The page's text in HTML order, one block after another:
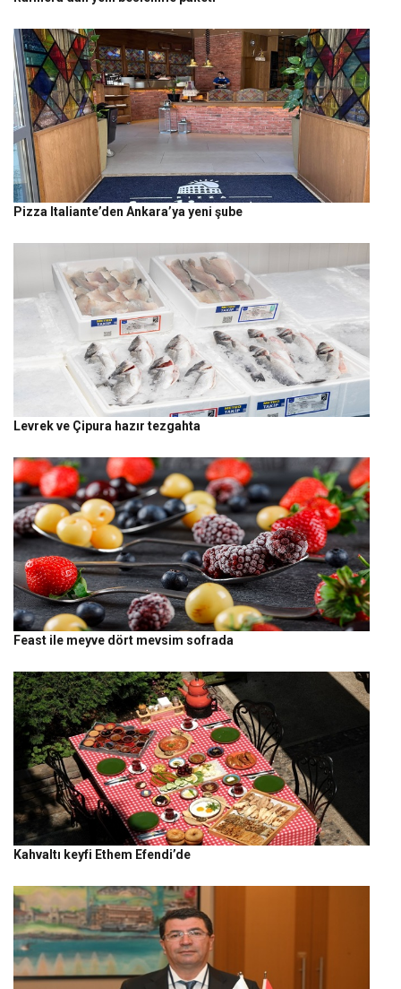
Pizza Italiante’den Ankara’ya yeni şube
Levrek ve Çipura hazır tezgahta
Feast ile meyve dört mevsim sofrada
Kahvaltı keyfi Ethem Efendi’de